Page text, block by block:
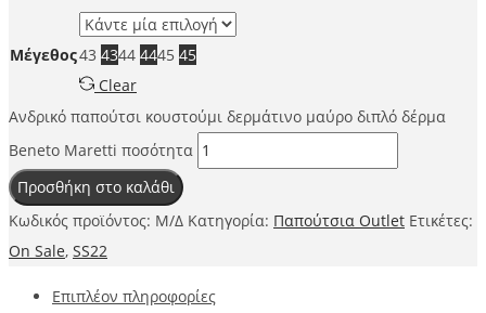
Μέγεθος43 4344 4445 45
Clear
Ανδρικό παπούτσι κουστούμι δερμάτινο μαύρο διπλό δέρμα
Beneto Maretti ποσότητα
Προσθήκη στο καλάθι
Κωδικός προϊόντος: Μ/Δ Κατηγορία: Παπούτσια Outlet Ετικέτες:
On Sale, SS22
Επιπλέον πληροφορίες